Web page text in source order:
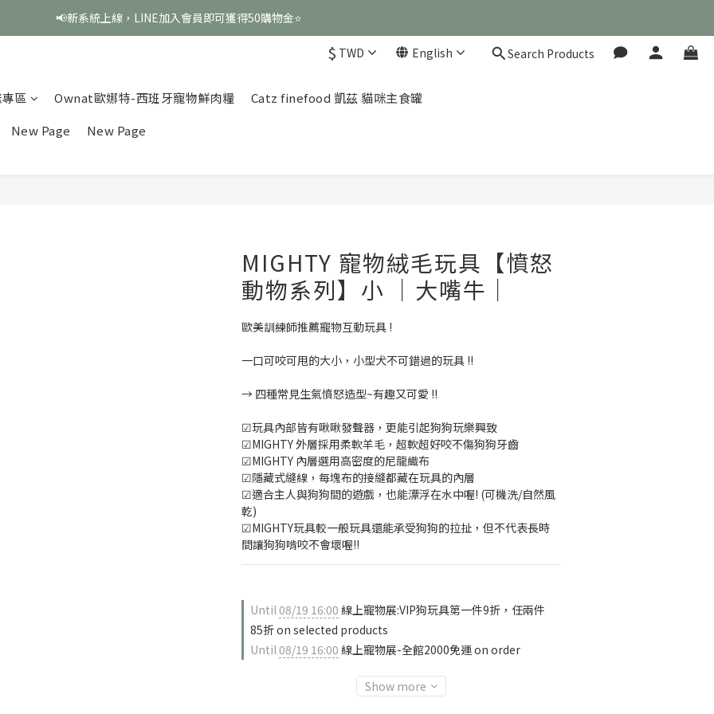
📢新系統上線，LINE加入會員即可獲得50購物金⭐
$ TWD English Search Products
區 Ownat歐娜特-西班牙寵物鮮肉糧
Catz finefood 凱茲 貓咪主食罐
New Page New Page
MIGHTY 寵物絨毛玩具【憤怒
動物系列】小 ｜大嘴牛｜
歐美訓練師推薦寵物互動玩具 !
一口可咬可甩的大小，小型犬不可錯過的玩具 !!
→ 四種常見生氣憤怒造型~有趣又可愛 !!
☑玩具內部皆有啾啾發聲器，更能引起狗狗玩樂興致
☑MIGHTY 外層採用柔軟羊毛，超軟超好咬不傷狗狗牙齒
☑MIGHTY 內層選用高密度的尼龍織布
☑隱藏式縫線，每塊布的接縫都藏在玩具的內層
☑適合主人與狗狗間的遊戲，也能漂浮在水中喔! (可機洗/自然風
乾)
☑MIGHTY玩具較一般玩具還能承受狗狗的拉扯，但不代表長時
間讓狗狗啃咬不會壞喔!!
Until08/19 16:00 線上寵物展:VIP狗玩具第一件9折，任兩件
85折 on selected products
Until08/19 16:00 線上寵物展-全館2000免運 on order
Show more